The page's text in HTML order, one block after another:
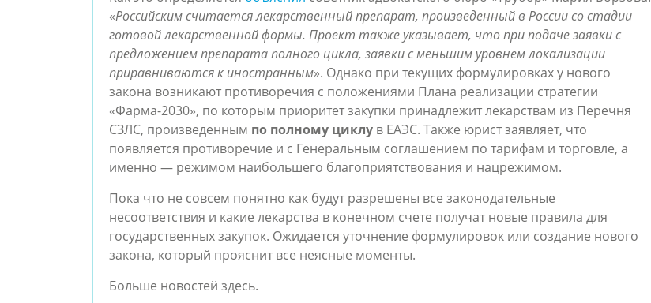
«Российским считается лекарственный препарат, произведенный в России со стадии
готовой лекарственной формы. Проект также указывает, что при подаче заявки с
предложением препарата полного цикла, заявки с меньшим уровнем локализации
приравниваются к иностранным». Однако при текущих формулировках у нового
закона возникают противоречия с положениями Плана реализации стратегии
«Фарма-2030», по которым приоритет закупки принадлежит лекарствам из Перечня
СЗЛС, произведенным по полному циклу в ЕАЭС. Также юрист заявляет, что
появляется противоречие и с Генеральным соглашением по тарифам и торговле, а
именно — режимом наибольшего благоприятствования и нацрежимом.
Пока что не совсем понятно как будут разрешены все законодательные
несоответствия и какие лекарства в конечном счете получат новые правила для
государственных закупок. Ожидается уточнение формулировок или создание нового
закона, который прояснит все неясные моменты.
Больше новостей здесь.